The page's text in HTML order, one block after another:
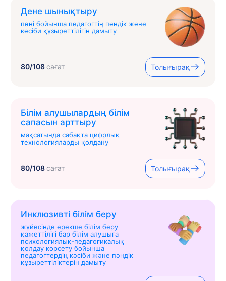
Дене шынықтыру
пәні бойынша педагогтің пәндік және
кәсіби құзыреттілігін дамыту
80/108сағат Толығырақ
Білім алушылардың білім
сапасын арттыру
мақсатында сабақта цифрлық
технологияларды қолдану
80/108сағат Толығырақ
Инклюзивті білім беру
жүйесінде ерекше білім беру
қажеттілігі бар білім алушыға
психологиялық-педагогикалық
қолдау көрсету бойынша
педагогтердің кәсіби және пәндік
құзыреттіліктерін дамыту